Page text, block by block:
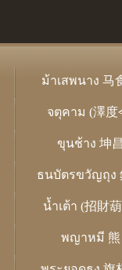
ม้าเสพนาง 马
จตุคาม (澤度
ขุนช้าง 坤昌
ธนบัตรขวัญถุง
น้ำเต้า (招財
พญาหมี 熊